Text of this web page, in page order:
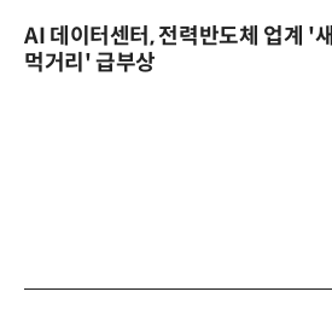
AI 데이터센터, 전력반도체 업계 '새
먹거리' 급부상